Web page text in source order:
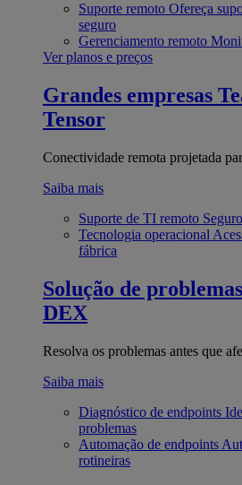
Suporte remoto Ofereça
seguro
Gerenciamento remoto
Ver planos e preços
Grandes empresas
Tensor
Conectividade remota projetada
Saiba mais
Suporte de TI remoto
Tecnologia operacional
fábrica
Solução de problemas
DEX
Resolva os problemas antes que
Saiba mais
Diagnóstico de endpoints
problemas
Automação de endpoints
rotineiras